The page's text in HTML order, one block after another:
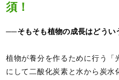
須！
──そもそも植物の成長はどうい
植物が養分を作るために行う「
にして二酸化炭素と水から炭水